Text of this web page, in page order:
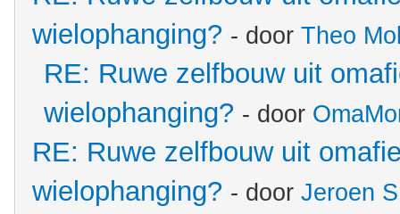
wielophanging? - door Theo
RE: Ruwe zelfbouw uit
wielophanging? - door
RE: Ruwe zelfbouw uit
wielophanging? - door Jeroen S